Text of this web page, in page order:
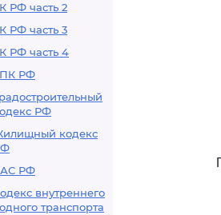
РФ часть 2
РФ часть 3
РФ часть 4
РФ
РФ
кодекс
РФ
внутреннего
транспорта